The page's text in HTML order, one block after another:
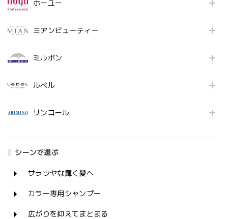
ホーユー
ミアンビューティー
ミルボン
ルベル
サンコール
シーンで選ぶ
サラツヤな輝く髪へ
カラー専用シャンプー
広がりを抑えてまとまる